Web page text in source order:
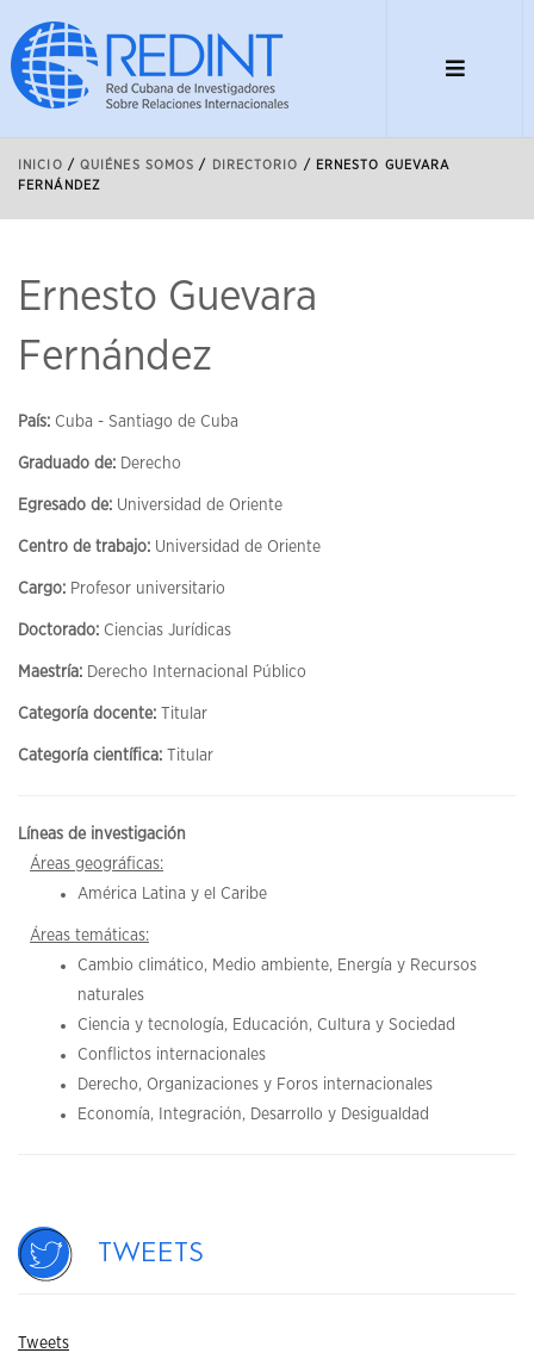
INICIO / QUIÉNES SOMOS / DIRECTORIO /
ERNESTO GUEVARA
FERNÁNDEZ
Ernesto Guevara
Fernández
País: Cuba - Santiago de Cuba
Graduado de: Derecho
Egresado de: Universidad de Oriente
Centro de trabajo: Universidad de Oriente
Cargo: Profesor universitario
Doctorado: Ciencias Jurídicas
Maestría: Derecho Internacional Público
Categoría docente: Titular
Categoría científica: Titular
Líneas de investigación
Áreas geográficas:
América Latina y el Caribe
Áreas temáticas:
Cambio climático, Medio ambiente, Energía y Recursos
naturales
Ciencia y tecnología, Educación, Cultura y Sociedad
Conflictos internacionales
Derecho, Organizaciones y Foros internacionales
Economía, Integración, Desarrollo y Desigualdad
Tweets
Tweets